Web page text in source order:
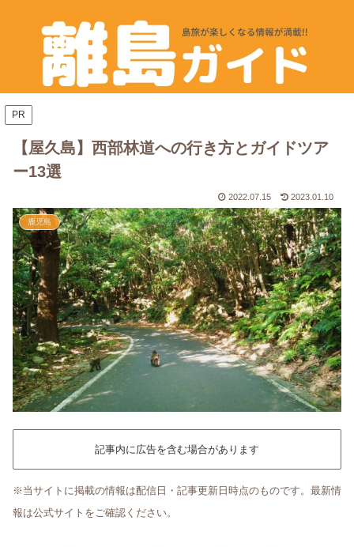
PR
【屋久島】西部林道への行き方とガイドツア
ー13選
2022.07.15 2023.01.10
鹿児島
記事内に広告を含む場合があります
※当サイトに掲載の情報は配信日・記事更新日時点のものです。最新情
報は公式サイトをご確認ください。